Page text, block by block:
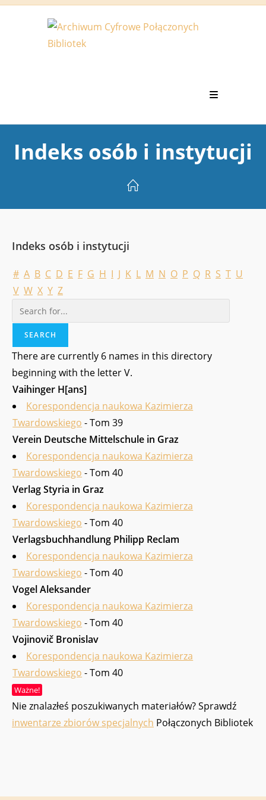
Koniec
Indeks osób i instytucji
Indeks osób i instytucji
# A B C D E F G H I J K L M N O P Q R S T U
V W X Y Z
There are currently 6 names in this directory
beginning with the letter V.
Vaihinger H[ans]
Korespondencja naukowa Kazimierza
Twardowskiego - Tom 39
Verein Deutsche Mittelschule in Graz
Korespondencja naukowa Kazimierza
Twardowskiego - Tom 40
Verlag Styria in Graz
Korespondencja naukowa Kazimierza
Twardowskiego - Tom 40
Verlagsbuchhandlung Philipp Reclam
Korespondencja naukowa Kazimierza
Twardowskiego - Tom 40
Vogel Aleksander
Korespondencja naukowa Kazimierza
Twardowskiego - Tom 40
Vojinovič Bronislav
Korespondencja naukowa Kazimierza
Twardowskiego - Tom 40
Ważne!
Nie znalazłeś poszukiwanych materiałów? Sprawdź
inwentarze zbiorów specjalnych Połączonych Bibliotek